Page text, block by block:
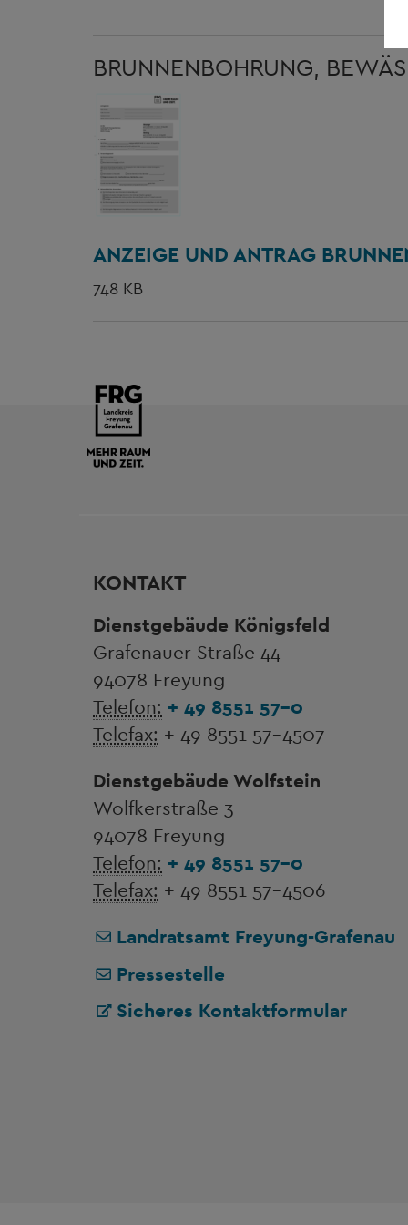
BRUNNENBOHRUNG,
ANZEIGE UND ANTRAG
748 KB
KONTAKT
Dienstgebäude Königsfeld
Grafenauer Straße 44
94078 Freyung
Telefon: + 49 8551 57-0
Telefax: + 49 8551 57-4507
Dienstgebäude Wolfstein
Wolfkerstraße 3
94078 Freyung
Telefon: + 49 8551 57-0
Telefax: + 49 8551 57-4506
Landratsamt Freyung-Grafenau
Pressestelle
Sicheres Kontaktformular